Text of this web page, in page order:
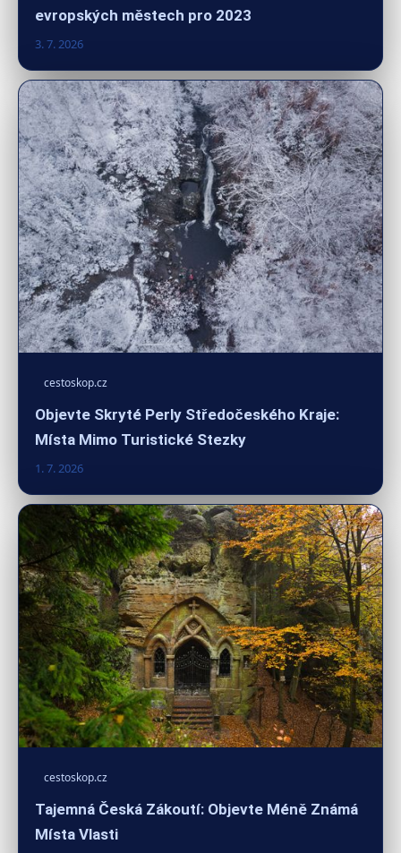
evropských městech pro 2023
3. 7. 2026
cestoskop.cz
Objevte Skryté Perly Středočeského Kraje:
Místa Mimo Turistické Stezky
1. 7. 2026
cestoskop.cz
Tajemná Česká Zákoutí: Objevte Méně Známá
Místa Vlasti